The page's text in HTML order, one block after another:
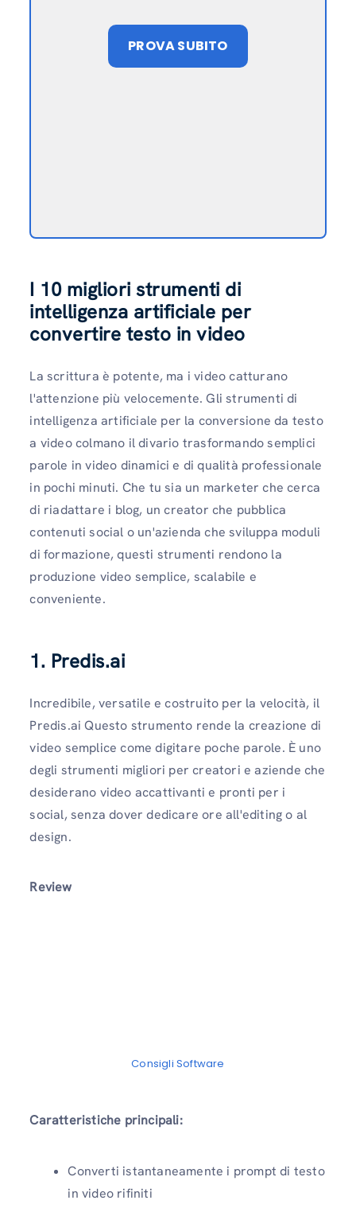
PROVA SUBITO
I 10 migliori strumenti di
intelligenza artificiale per
convertire testo in video
La scrittura è potente, ma i video catturano
l'attenzione più velocemente. Gli strumenti di
intelligenza artificiale per la conversione da testo
a video colmano il divario trasformando semplici
parole in video dinamici e di qualità professionale
in pochi minuti. Che tu sia un marketer che cerca
di riadattare i blog, un creator che pubblica
contenuti social o un'azienda che sviluppa moduli
di formazione, questi strumenti rendono la
produzione video semplice, scalabile e
conveniente.
1. Predis.ai
Incredibile, versatile e costruito per la velocità, il
Predis.ai Questo strumento rende la creazione di
video semplice come digitare poche parole. È uno
degli strumenti migliori per creatori e aziende che
desiderano video accattivanti e pronti per i
social, senza dover dedicare ore all'editing o al
design.
Review
Consigli Software
Caratteristiche principali:
Converti istantaneamente i prompt di testo
in video rifiniti